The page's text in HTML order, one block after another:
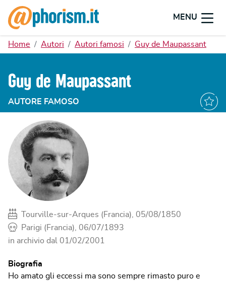
MENU
Home Autori Autori famosi Guy de Maupassant
Guy de Maupassant
AUTORE FAMOSO
Tourville-sur-Arques (Francia), 05/08/1850
Parigi (Francia), 06/07/1893
in archivio dal 01/02/2001
Biografia
Ho amato gli eccessi ma sono sempre rimasto puro e